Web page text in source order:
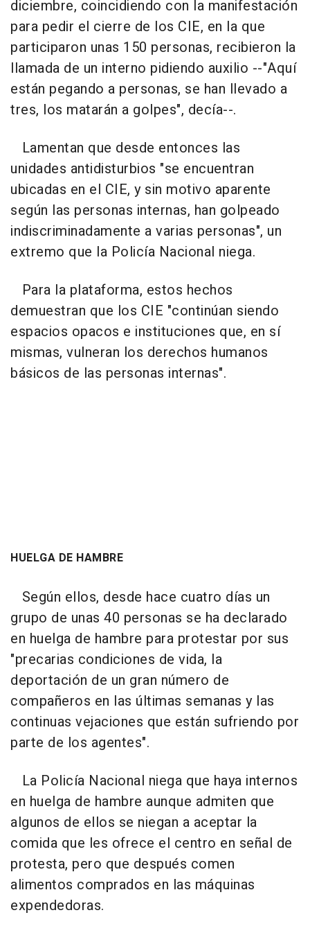
diciembre, coincidiendo con la manifestación
para pedir el cierre de los CIE, en la que
participaron unas 150 personas, recibieron la
llamada de un interno pidiendo auxilio --"Aquí
están pegando a personas, se han llevado a
tres, los matarán a golpes", decía--.
Lamentan que desde entonces las
unidades antidisturbios "se encuentran
ubicadas en el CIE, y sin motivo aparente
según las personas internas, han golpeado
indiscriminadamente a varias personas", un
extremo que la Policía Nacional niega.
Para la plataforma, estos hechos
demuestran que los CIE "continúan siendo
espacios opacos e instituciones que, en sí
mismas, vulneran los derechos humanos
básicos de las personas internas".
HUELGA DE HAMBRE
Según ellos, desde hace cuatro días un
grupo de unas 40 personas se ha declarado
en huelga de hambre para protestar por sus
"precarias condiciones de vida, la
deportación de un gran número de
compañeros en las últimas semanas y las
continuas vejaciones que están sufriendo por
parte de los agentes".
La Policía Nacional niega que haya internos
en huelga de hambre aunque admiten que
algunos de ellos se niegan a aceptar la
comida que les ofrece el centro en señal de
protesta, pero que después comen
alimentos comprados en las máquinas
expendedoras.